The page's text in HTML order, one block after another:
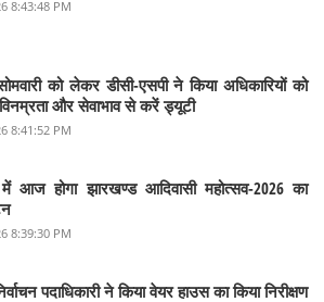
8:43:48 PM
को लेकर डीसी-एसपी ने किया अधिकारियों को
और सेवाभाव से करें ड्यूटी
8:41:52 PM
आज होगा झारखण्ड आदिवासी महोत्सव-2026 का
8:39:30 PM
पदाधिकारी ने किया वेयर हाउस का किया निरीक्षण